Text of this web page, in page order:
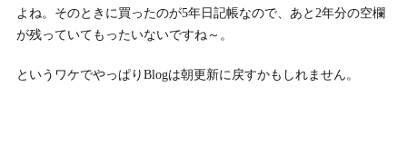
よね。そのときに買ったのが5年日記帳なので、あと2年分の空欄
が残っていてもったいないですね～。
というワケでやっぱりBlogは朝更新に戻すかもしれません。